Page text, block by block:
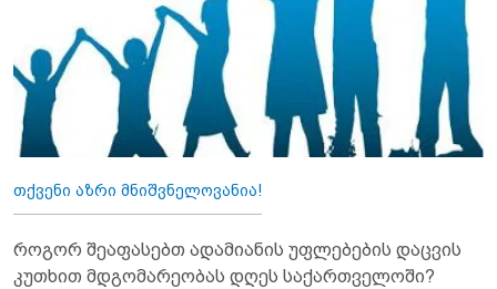
თქვენი აზრი მნიშვნელოვანია!
როგორ შეაფასებთ ადამიანის უფლებების დაცვის
კუთხით მდგომარეობას დღეს საქართველოში?